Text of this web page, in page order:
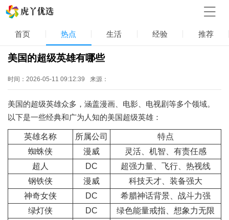
首页 热点 生活 经验 推荐
美国的超级英雄有哪些
时间：2026-05-11 09:12:39 来源：
美国的超级英雄众多，涵盖漫画、电影、电视剧等多个领域。
以下是一些经典和广为人知的美国超级英雄：
英雄名称 所属公司
特点
蜘蛛侠
漫威
灵活、机智、有责任感
超人
DC
超强力量、飞行、热视线
钢铁侠
漫威
科技天才、装备强大
神奇女侠
DC
希腊神话背景、战斗力强
绿灯侠
DC
绿色能量戒指、想象力无限